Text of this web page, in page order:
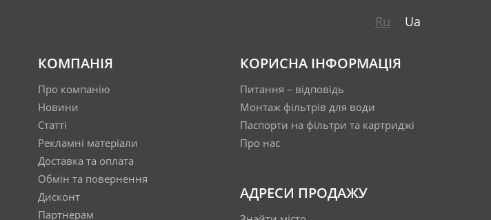
Ru Ua
КОМПАНІЯ
Про компанію
Новини
Статті
Рекламні матеріали
Доставка та оплата
Обмін та повернення
Дисконт
Партнерам
КОРИСНА ІНФОРМАЦІЯ
Питання – відповідь
Монтаж фільтрів для води
Паспорти на фільтри та картриджі
Про нас
АДРЕСИ ПРОДАЖУ